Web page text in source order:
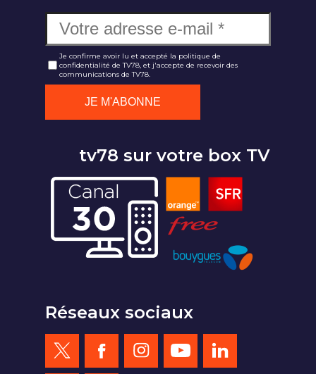
Je confirme avoir lu et accepté la politique de
confidentialité de TV78, et j'accepte de recevoir des
communications de TV78.
tv78 sur votre box TV
Réseaux sociaux